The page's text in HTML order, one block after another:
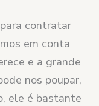
contratar
em conta
e a grande
nos poupar,
ele é bastante